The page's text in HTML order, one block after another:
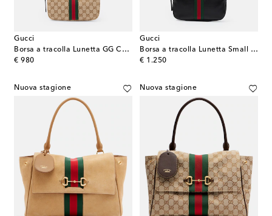
Gucci
Borsa a tracolla Lunetta GG Canvas Small
€ 980
original price
Gucci
Borsa a tracolla Lunetta Small in pelle
€ 1.250
original price
Nuova stagione Nuova stagione